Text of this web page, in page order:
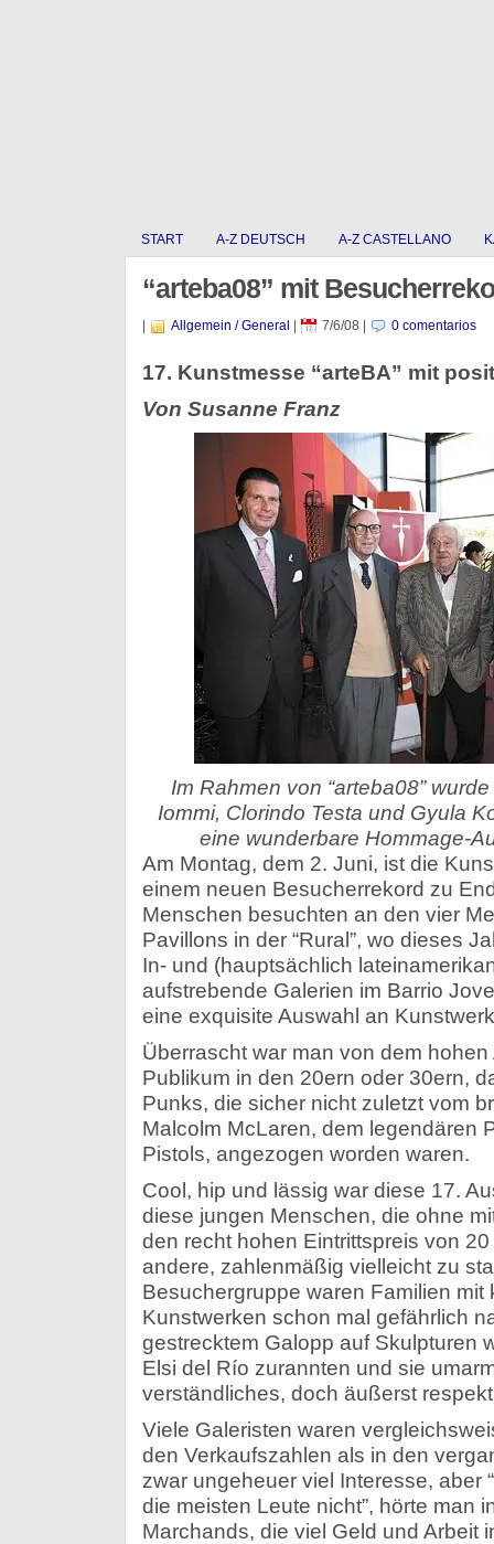
START A-Z DEUTSCH A-Z CASTELLANO
“arteba08” mit
Allgemein / General 7/6/08 0 comentarios
17. Kunstmesse “arteBA” mit
Von Susanne Franz
Im Rahmen von “arteba08”
Iommi, Clorindo Testa und Gyula
eine wunderbare Hommage-
Am Montag, dem 2. Juni, ist die
einem neuen Besucherrekord zu
Menschen besuchten an den vier
Pavillons in der “Rural”, wo dieses
In- und (hauptsächlich
aufstrebende Galerien im Barrio
eine exquisite Auswahl an
Überrascht war man von dem
Publikum in den 20ern oder 30ern,
Punks, die sicher nicht zuletzt vom
Malcolm McLaren, dem legendären
Pistols, angezogen worden waren.
Cool, hip und lässig war diese 17.
diese jungen Menschen, die ohne
den recht hohen Eintrittspreis von
andere, zahlenmäßig vielleicht zu
Besuchergruppe waren Familien mit
Kunstwerken schon mal gefährlich
gestrecktem Galopp auf Skulpturen
Elsi del Río zurannten und sie
verständliches, doch äußerst
Viele Galeristen waren
den Verkaufszahlen als in den
zwar ungeheuer viel Interesse, aber
die meisten Leute nicht”, hörte man
Marchands, die viel Geld und Arbeit